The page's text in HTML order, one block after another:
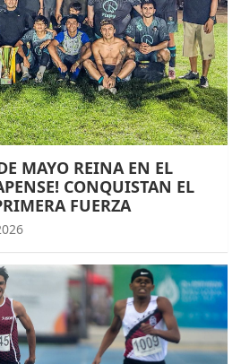
MAYO REINA EN EL
CONQUISTAN EL
FUERZA